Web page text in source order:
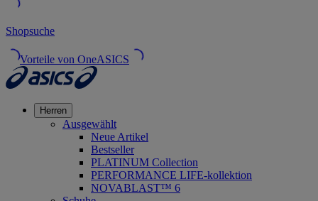
Shopsuche
Vorteile von OneASICS
Herren
Ausgewählt
Neue Artikel
Bestseller
PLATINUM Collection
PERFORMANCE LIFE-kollektion
NOVABLAST™ 6